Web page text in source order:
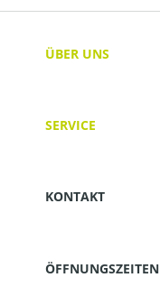
ÜBER UNS
SERVICE
KONTAKT
ÖFFNUNGSZEITEN